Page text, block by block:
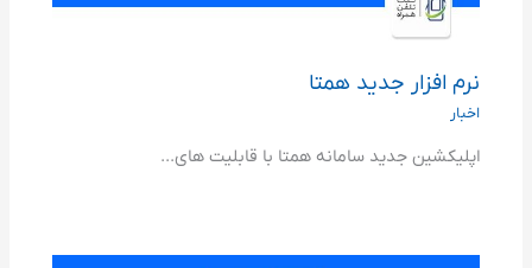
نرم افزار جدید همتا
اخبار
اپلیکشین جدید سامانه همتا با قابلیت های...